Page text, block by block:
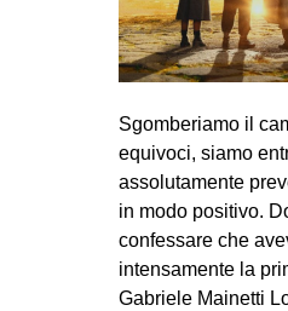
STUDENTI
ZAM
SPORT
Sgomberiamo il
equivoci, siamo
assolutamente
in modo positivo.
confessare che
intensamente la
Gabriele Mainetti